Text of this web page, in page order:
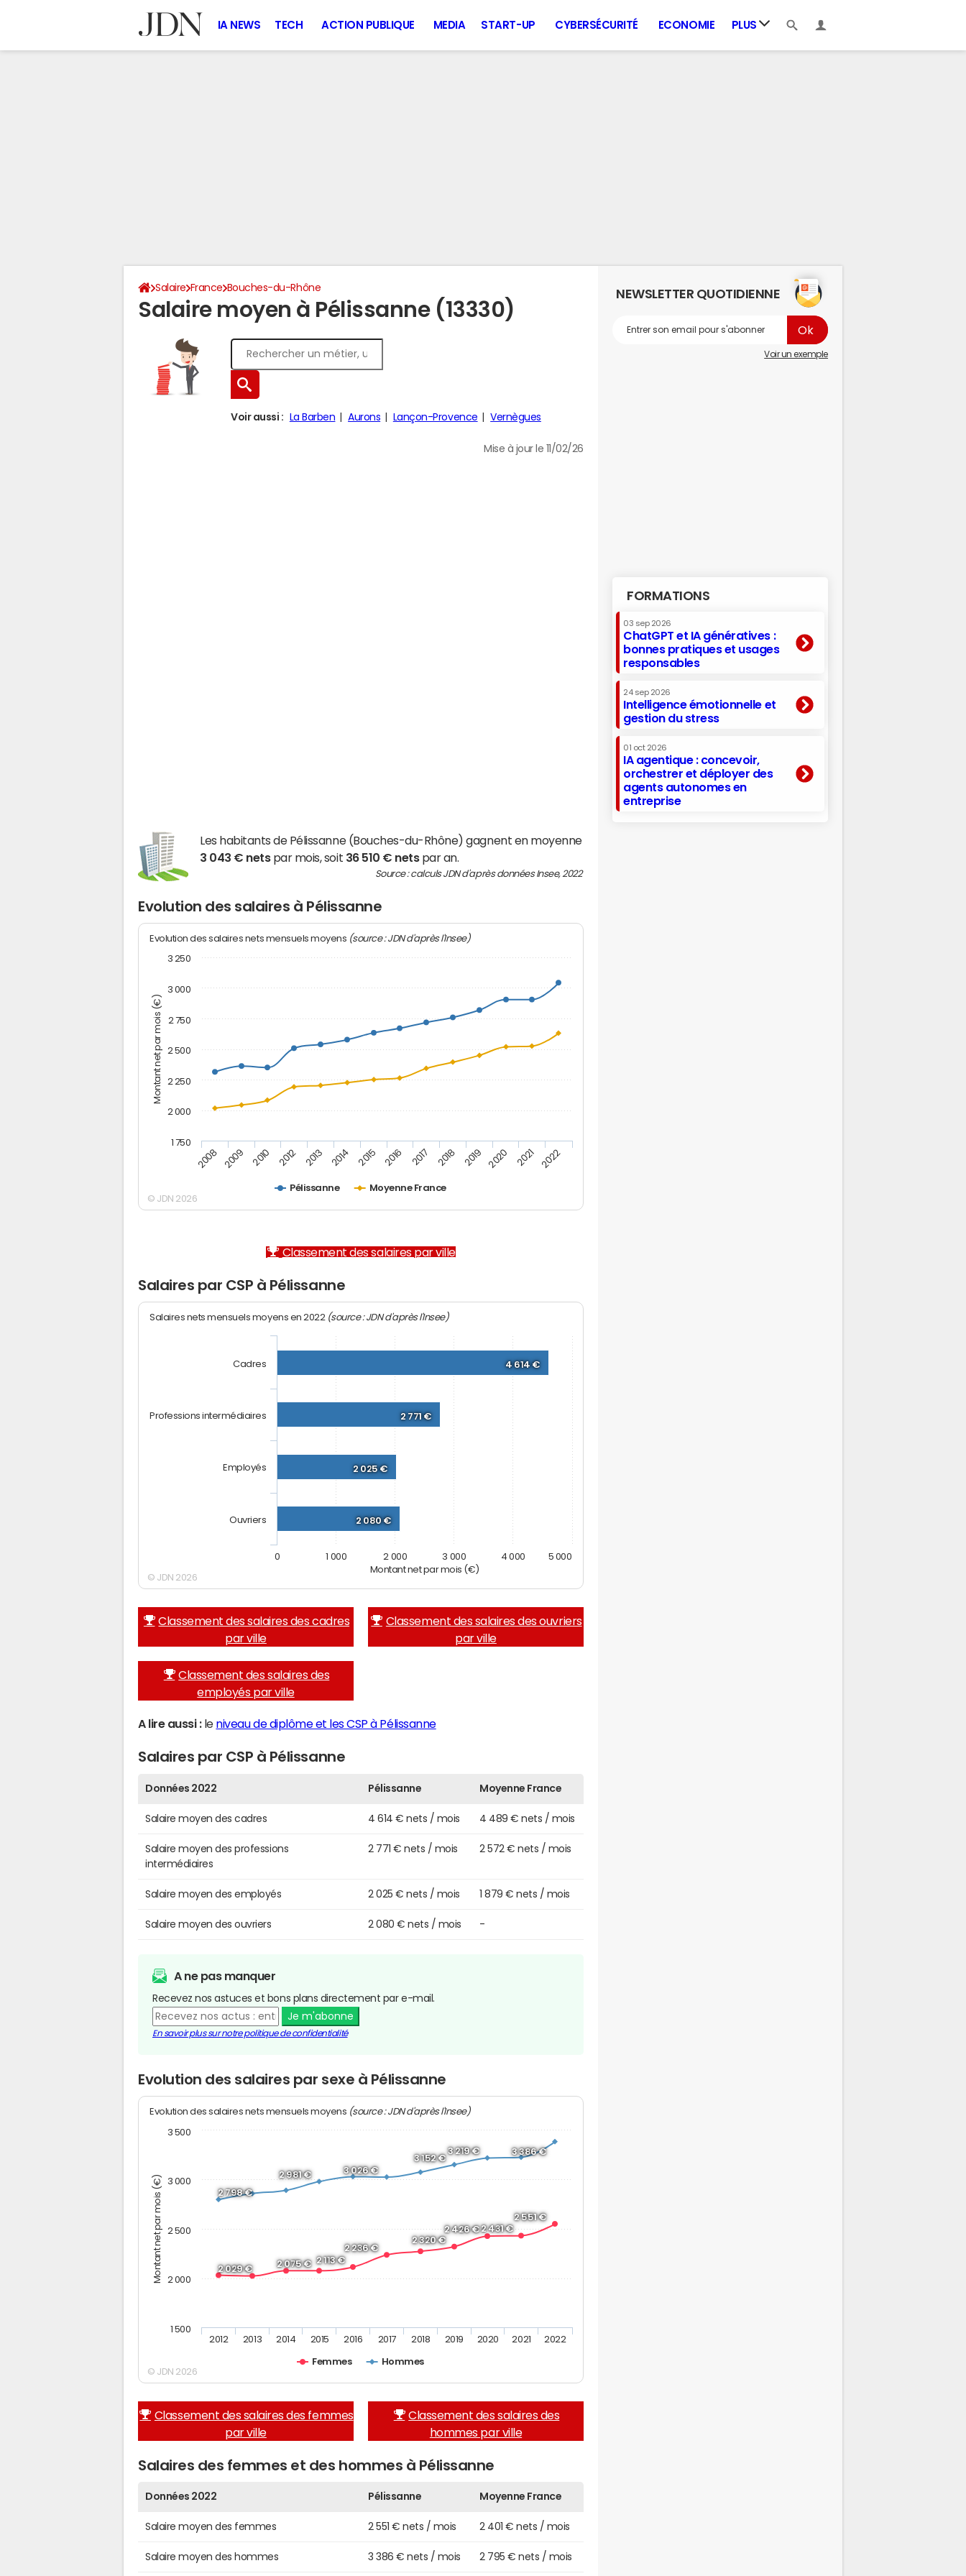
IA NEWS TECH ACTION PUBLIQUE MEDIA START-UP CYBERSÉCURITÉ ECONOMIE PLUS
Salaire France Bouches-du-Rhône
Salaire moyen à Pélissanne (13330)
Voir aussi : La Barben Aurons Lançon-Provence Vernègues
Mise à jour le 11/02/26
Les habitants de Pélissanne (Bouches-du-Rhône) gagnent en moyenne
3 043 € netspar mois, soit 36 510 € netspar an.
Source : calculs JDN d'après données Insee, 2022
Evolution des salaires à Pélissanne
Montant net par mois (€)
Evolution des salaires nets mensuels moyens (source : JDN d'après l'Insee)
Pélissanne Moyenne France
2008 2009 2010 2012 2013 2014 2015 2016 2017 2018 2019 2020 2021 2022
1 750
2 000
2 250
2 500
2 750
3 000
3 250
© JDN 2026
Classement des salaires par ville
Salaires par CSP à Pélissanne
Montant net par mois (€)
Salaires nets mensuels moyens en 2022 (source : JDN d'après l'Insee)
4 614 €
2 771 €
2 025 €
2 080 €
Cadres
Professions intermédiaires
Employés
Ouvriers
0 1 000 2 000 3 000 4 000 5 000
© JDN 2026
Classement des salaires des cadres
par ville
Classement des salaires des ouvriers
par ville
Classement des salaires des
employés par ville
A lire aussi :le niveau de diplôme et les CSP à Pélissanne
Salaires par CSP à Pélissanne
Données 2022 Pélissanne Moyenne France
Salaire moyen des cadres 4 614 € nets / mois 4 489 € nets / mois
Salaire moyen des professions
intermédiaires
2 771 € nets / mois 2 572 € nets / mois
Salaire moyen des employés 2 025 € nets / mois 1 879 € nets / mois
Salaire moyen des ouvriers 2 080 € nets / mois -
A ne pas manquer
Recevez nos astuces et bons plans directement par e-mail.
Je m'abonne
En savoir plus sur notre politique de confidentialité
Evolution des salaires par sexe à Pélissanne
Montant net par mois (€)
Evolution des salaires nets mensuels moyens (source : JDN d'après l'Insee)
2 029 €
2 075 € 2 113 €
2 236 €
2 320 €
2 426 €2 431 €
2 551 €
2 798 €
2 981 € 3 026 €
3 152 €
3 219 € 3 386 €
Femmes Hommes
2012 2013 2014 2015 2016 2017 2018 2019 2020 2021 2022
1 500
2 000
2 500
3 000
3 500
© JDN 2026
Classement des salaires des femmes
par ville
Classement des salaires des
hommes par ville
Salaires des femmes et des hommes à Pélissanne
Données 2022 Pélissanne Moyenne France
Salaire moyen des femmes 2 551 € nets / mois 2 401 € nets / mois
Salaire moyen des hommes 3 386 € nets / mois 2 795 € nets / mois
NEWSLETTER QUOTIDIENNE
Voir un exemple
FORMATIONS
03 sep 2026
ChatGPT et IA génératives :
bonnes pratiques et usages
responsables
24 sep 2026
Intelligence émotionnelle et
gestion du stress
01 oct 2026
IA agentique : concevoir,
orchestrer et déployer des
agents autonomes en
entreprise